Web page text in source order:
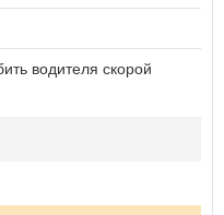
водителя скорой